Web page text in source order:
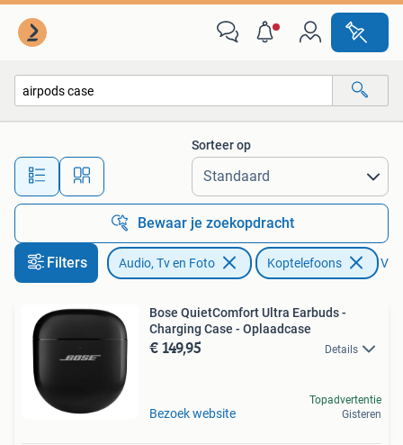
Alle afstanden…
Sorteer op
Bewaar je zoekopdracht
Filters Audio, Tv en Foto Koptelefoons
Bose QuietComfort Ultra Earbuds -
Charging Case - Oplaadcase
€ 149,95 Details
Bezoek website
Topadvertentie
Gisteren